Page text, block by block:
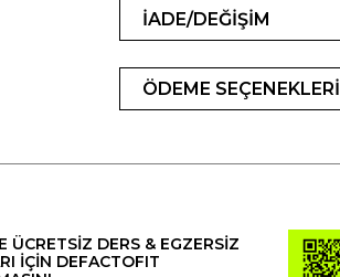
İADE/DEĞİŞİM
ÖDEME SEÇENEKLERİ
ÜCRETSİZ DERS & EGZERSİZ
İÇİN DEFACTOFIT